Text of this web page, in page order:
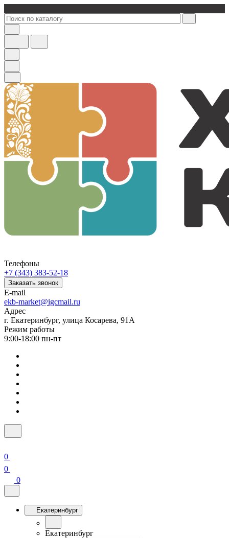
Телефоны
+7 (343) 383-52-18
Заказать звонок
E-mail
ekb-market@igcmail.ru
Адрес
г. Екатеринбург, улица Косарева, 91А
Режим работы
9:00-18:00 пн-пт
0
0
0
Екатеринбург
Екатеринбург